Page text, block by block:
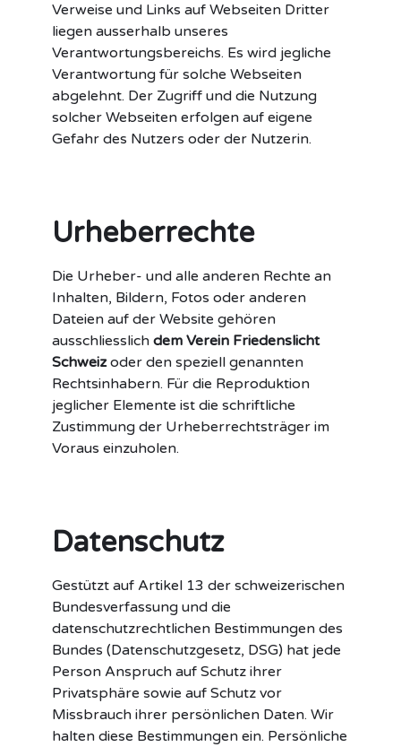
Verweise und Links auf Webseiten Dritter
liegen ausserhalb unseres
Verantwortungsbereichs. Es wird jegliche
Verantwortung für solche Webseiten
abgelehnt. Der Zugriff und die Nutzung
solcher Webseiten erfolgen auf eigene
Gefahr des Nutzers oder der Nutzerin.
Urheberrechte
Die Urheber- und alle anderen Rechte an
Inhalten, Bildern, Fotos oder anderen
Dateien auf der Website gehören
ausschliesslich dem Verein Friedenslicht
Schweizoder den speziell genannten
Rechtsinhabern. Für die Reproduktion
jeglicher Elemente ist die schriftliche
Zustimmung der Urheberrechtsträger im
Voraus einzuholen.
Datenschutz
Gestützt auf Artikel 13 der schweizerischen
Bundesverfassung und die
datenschutzrechtlichen Bestimmungen des
Bundes (Datenschutzgesetz, DSG) hat jede
Person Anspruch auf Schutz ihrer
Privatsphäre sowie auf Schutz vor
Missbrauch ihrer persönlichen Daten. Wir
halten diese Bestimmungen ein. Persönliche